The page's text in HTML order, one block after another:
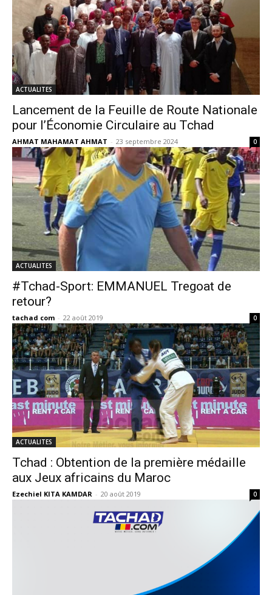
ACTUALITES
Lancement de la Feuille de Route Nationale
pour l’Économie Circulaire au Tchad
AHMAT MAHAMAT AHMAT - 23 septembre 2024 0
ACTUALITES
#Tchad-Sport: EMMANUEL Tregoat de
retour?
tachad com - 22 août 2019 0
ACTUALITES
Tchad : Obtention de la première médaille
aux Jeux africains du Maroc
Ezechiel KITA KAMDAR - 20 août 2019 0